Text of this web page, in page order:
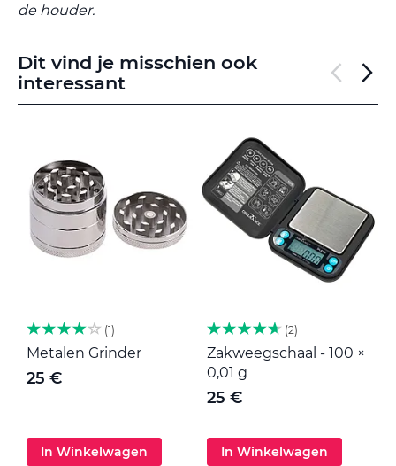
de houder.
Dit vind je misschien ook
interessant
1
Metalen Grinder
25 €
In Winkelwagen
2
Zakweegschaal - 100 ×
0,01 g
25 €
In Winkelwagen